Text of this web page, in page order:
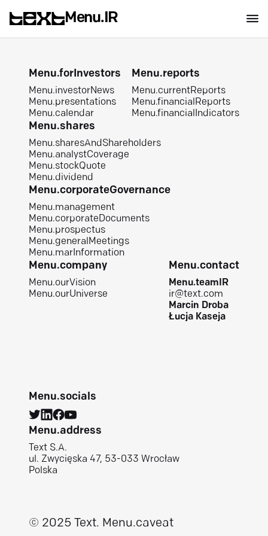
Menu.IR
Menu.forInvestors
Menu.investorNews
Menu.presentations
Menu.calendar
Menu.reports
Menu.currentReports
Menu.financialReports
Menu.financialIndicators
Menu.shares
Menu.sharesAndShareholders
Menu.analystCoverage
Menu.stockQuote
Menu.dividend
Menu.corporateGovernance
Menu.management
Menu.corporateDocuments
Menu.prospectus
Menu.generalMeetings
Menu.marInformation
Menu.company
Menu.ourVision
Menu.ourUniverse
Menu.contact
Menu.teamIR
ir@text.com
Marcin Droba
Łucja Kaseja
Menu.socials
Menu.address
Text S.A.
ul. Zwycięska 47, 53-033 Wrocław
Polska
© 2025 Text. Menu.caveat